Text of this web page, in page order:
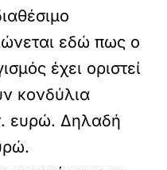
εδώ πως ο
έχει οριστεί
κονδύλια
ευρώ. Δηλαδή